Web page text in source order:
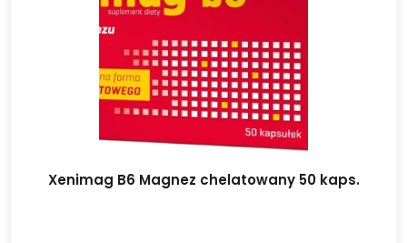
Xenimag B6 Magnez chelatowany 50 kaps.